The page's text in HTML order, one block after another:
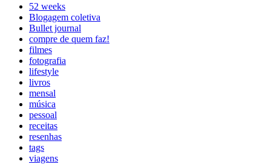
52 weeks
Blogagem coletiva
Bullet journal
compre de quem faz!
filmes
fotografia
lifestyle
livros
mensal
música
pessoal
receitas
resenhas
tags
viagens